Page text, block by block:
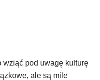
wziąć pod uwagę kulturę
ale są mile